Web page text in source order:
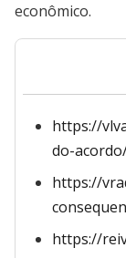
econômico.
https://
do-
https://
https://